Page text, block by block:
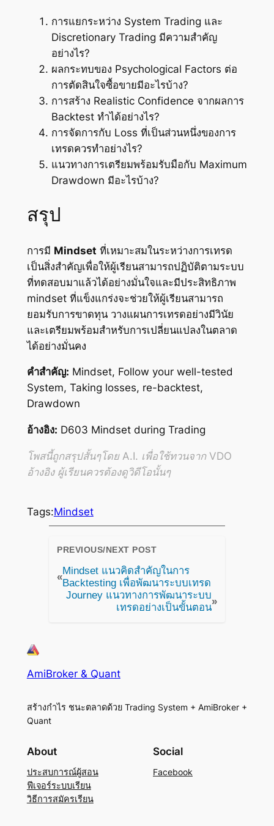
การแยกระหว่าง System Trading และ
Discretionary Trading มีความสำคัญ
อย่างไร?
ผลกระทบของ Psychological Factors ต่อ
การตัดสินใจซื้อขายมีอะไรบ้าง?
การสร้าง Realistic Confidence จากผลการ
Backtest ทำได้อย่างไร?
การจัดการกับ Loss ที่เป็นส่วนหนึ่งของการ
เทรดควรทำอย่างไร?
แนวทางการเตรียมพร้อมรับมือกับ Maximum
Drawdown มีอะไรบ้าง?
สรุป
การมี Mindset ที่เหมาะสมในระหว่างการเทรด
เป็นสิ่งสำคัญเพื่อให้ผู้เรียนสามารถปฏิบัติตามระบบ
ที่ทดสอบมาแล้วได้อย่างมั่นใจและมีประสิทธิภาพ
mindset ที่แข็งแกร่งจะช่วยให้ผู้เรียนสามารถ
ยอมรับการขาดทุน วางแผนการเทรดอย่างมีวินัย
และเตรียมพร้อมสำหรับการเปลี่ยนแปลงในตลาด
ได้อย่างมั่นคง
คำสำคัญ: Mindset, Follow your well-tested
System, Taking losses, re-backtest,
Drawdown
อ้างอิง: D603 Mindset during Trading
โพสนี้ถูกสรุปสั้นๆโดย A.I. เพื่อใช้ทวนจาก VDO
อ้างอิง ผู้เรียนควรต้องดูวิดีโอนั้นๆ
Tags:Mindset
PREVIOUS/NEXT POST
«
Mindset แนวคิดสำคัญในการ
Backtesting เพื่อพัฒนาระบบเทรด
Journey แนวทางการพัฒนาระบบ
เทรดอย่างเป็นขั้นตอน
»
AmiBroker & Quant
สร้างกำไร ชนะตลาดด้วย Trading System + AmiBroker +
Quant
About
ประสบการณ์ผู้สอน
ฟีเจอร์ระบบเรียน
วิธีการสมัครเรียน
Social
Facebook